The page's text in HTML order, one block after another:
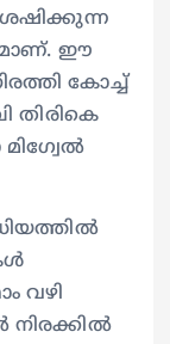
ഈ
കോച്ച്‌
തിരികെ
വഴി
നിരക്കില്‍